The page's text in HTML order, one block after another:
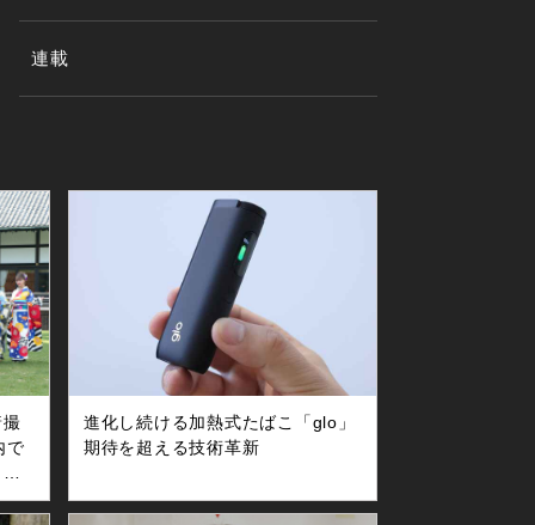
連載
で
進化し続ける加熱式たばこ「glo」
期待を超える技術革新